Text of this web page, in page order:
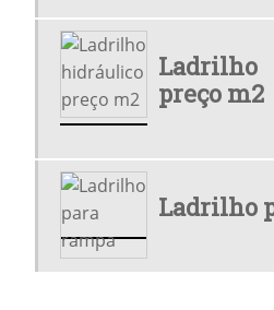
LADRILHO PARA RAMPA
LADRILHO PREÇO
ONDE COMPRAR LADRILHO
ONDE COMPRAR LADRILHO
preço m2
Ladrilho